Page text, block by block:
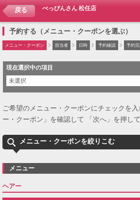
戻る べっぴんさん 松任店
予約する（メニュー・クーポンを選ぶ）
メニュー・クーポン 担当者 日時 予約確認 予約完
現在選択中の項目
未選択
ご希望のメニュー・クーポンにチェックを
ー・クーポン」を確認して 「次へ」を押して
メニュー・クーポンを絞りこむ
メニュー
ヘアー